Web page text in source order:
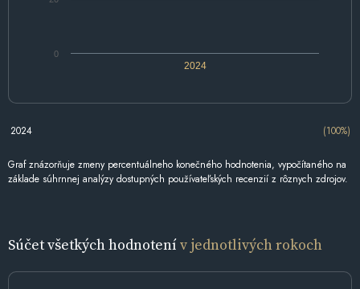
2024
0
2024 (100%)
Graf znázorňuje zmeny percentuálneho konečného hodnotenia, vypočítaného na
základe súhrnnej analýzy dostupných používateľských recenzií z rôznych zdrojov.
Súčet všetkých hodnotenív jednotlivých rokoch